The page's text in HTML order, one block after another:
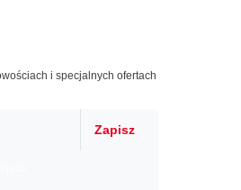
i specjalnych ofertach
Zapisz